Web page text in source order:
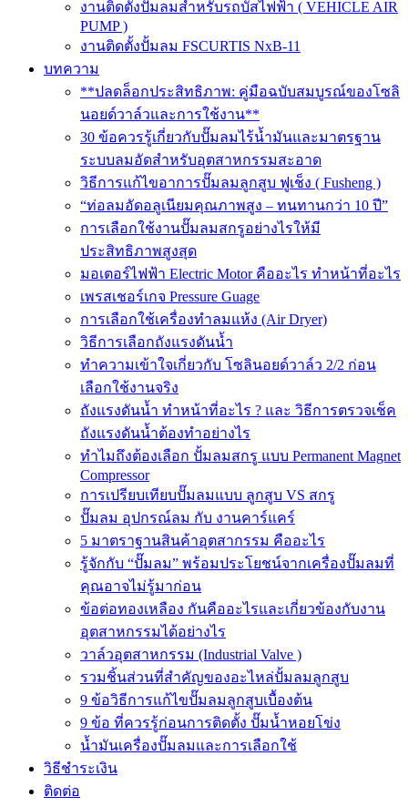
งานติดตั้งปั๊มลมสำหรับรถบัสไฟฟ้า ( VEHICLE AIR
PUMP )
งานติดตั้งปั้มลม FSCURTIS NxB-11
บทความ
**ปลดล็อกประสิทธิภาพ: คู่มือฉบับสมบูรณ์ของโซลิ
นอยด์วาล์วและการใช้งาน**
30 ข้อควรรู้เกี่ยวกับปั๊มลมไร้น้ำมันและมาตรฐาน
ระบบลมอัดสำหรับอุตสาหกรรมสะอาด
วิธีการแก้ไขอาการปั๊มลมลูกสูบ ฟูเช็ง ( Fusheng )
“ท่อลมอัดอลูเนียมคุณภาพสูง – ทนทานกว่า 10 ปี”
การเลือกใช้งานปั๊มลมสกรูอย่างไรให้มี
ประสิทธิภาพสูงสุด
มอเตอร์ไฟฟ้า Electric Motor คืออะไร ทำหน้าที่อะไร
เพรสเชอร์เกจ Pressure Guage
การเลือกใช้เครื่องทำลมแห้ง (Air Dryer)
วิธีการเลือกถังแรงดันน้ำ
ทำความเข้าใจเกี่ยวกับ โซลินอยด์วาล์ว 2/2 ก่อน
เลือกใช้งานจริง
ถังแรงดันน้ำ ทำหน้าที่อะไร ? และ วิธีการตรวจเช็ค
ถังแรงดันน้ำต้องทำอย่างไร
ทำไมถึงต้องเลือก ปั้มลมสกรู แบบ Permanent Magnet
Compressor
การเปรียบเทียบปั๊มลมแบบ ลูกสูบ VS สกรู
ปั๊มลม อุปกรณ์ลม กับ งานคาร์แคร์
5 มาตราฐานสินค้าอุตสากรรม คืออะไร
รู้จักกับ “ปั๊มลม” พร้อมประโยชน์จากเครื่องปั๊มลมที่
คุณอาจไม่รู้มาก่อน
ข้อต่อทองเหลือง กันคืออะไรและเกี่ยวข้องกับงาน
อุตสาหกรรมได้อย่างไร
วาล์วอุตสาหกรรม (Industrial Valve )
รวมชิ้นส่วนที่สำคัญของอะไหล่ปั้มลมลูกสูบ
9 ข้อวิธีการแก้ไขปั๊มลมลูกสูบเบื้องต้น
9 ข้อ ที่ควรรู้ก่อนการติดตั้ง ปั๊มน้ำหอยโข่ง
น้ำมันเครื่องปั๊มลมและการเลือกใช้
วิธีชำระเงิน
ติดต่อ